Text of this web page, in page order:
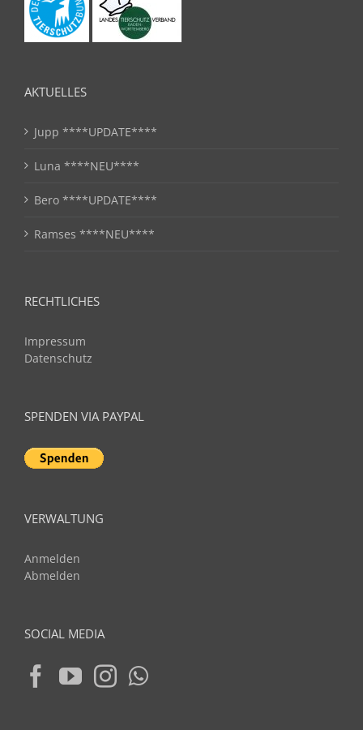
AKTUELLES
Jupp ****UPDATE****
Luna ****NEU****
Bero ****UPDATE****
Ramses ****NEU****
RECHTLICHES
Impressum
Datenschutz
SPENDEN VIA PAYPAL
VERWALTUNG
Anmelden
Abmelden
SOCIAL MEDIA